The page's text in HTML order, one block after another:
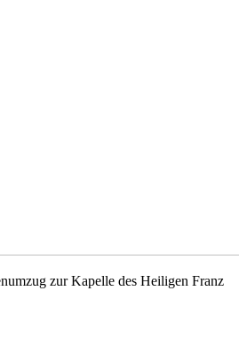
zur Kapelle des Heiligen Franz